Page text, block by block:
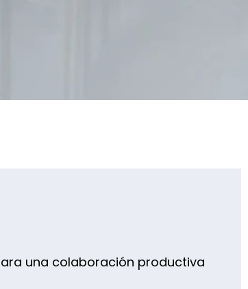
una colaboración productiva